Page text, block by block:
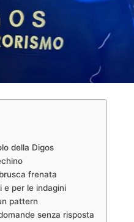
della Digos
frenata
e per le indagini
pattern
senza risposta